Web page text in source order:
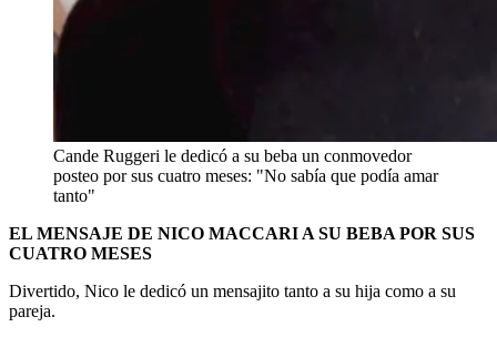
Cande Ruggeri le dedicó a su beba un conmovedor
posteo por sus cuatro meses: "No sabía que podía amar
tanto"
EL MENSAJE DE NICO MACCARI A SU BEBA POR SUS
CUATRO MESES
Divertido, Nico le dedicó un mensajito tanto a su hija como a su
pareja.